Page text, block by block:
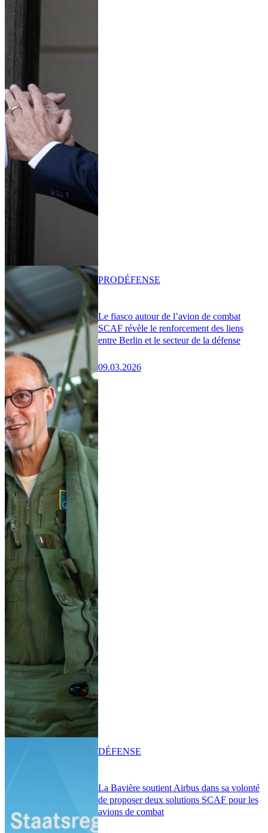
Le fiasco autour de l’avion de combat
SCAF révèle le renforcement des liens
entre Berlin et le secteur de la défense
09.03.2026
PRODÉFENSE
La Bavière soutient Airbus dans sa volonté
de proposer deux solutions SCAF pour les
avions de combat
DÉFENSE